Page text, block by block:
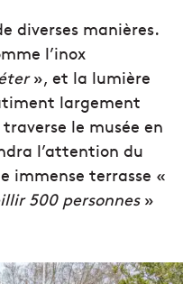
diverses manières.
l’inox
», et la lumière
largement
le musée en
l’attention du
immense terrasse «
500 personnes»